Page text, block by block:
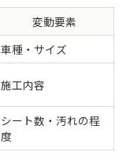
変動要素
車種・サイズ
施工内容
シート数・汚れの程
度